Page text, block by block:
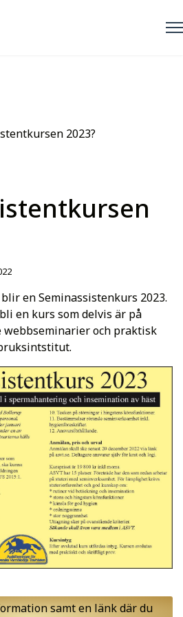
en Seminassistenkurs 2023.
en kurs som delvis är på
webbseminarier och praktisk
samt en länk där du